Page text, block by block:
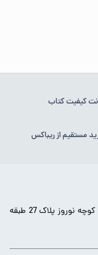
کیفیت کتاب
مستقیم از ریباکس
آدرس: تهران، میدان انقلاب، خیابان 12 فروردین، کوچه نوروز پلاک 27 طبقه